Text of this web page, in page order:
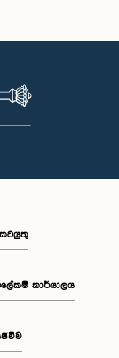
කාර්යාලය